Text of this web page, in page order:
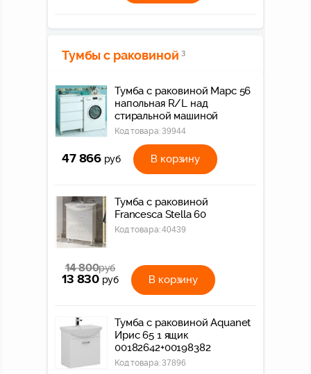
Тумбы с раковиной 3
Тумба с раковиной Марс 56
напольная R/L над
стиральной машиной
Код товара:39944
47 866 руб В корзину
Тумба с раковиной
Francesca Stella 60
Код товара:40439
14 800руб
13 830 руб В корзину
Тумба с раковиной Aquanet
Ирис 65 1 ящик
00182642+00198382
Код товара:37896